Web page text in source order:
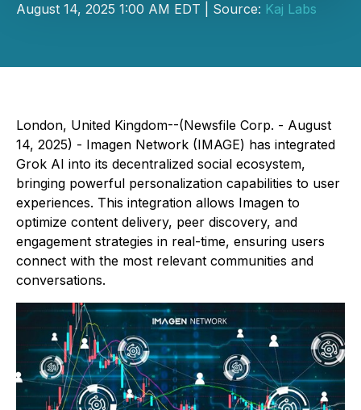
August 14, 2025 1:00 AM EDT | Source: Kaj Labs
London, United Kingdom--(Newsfile Corp. - August
14, 2025) - Imagen Network (IMAGE) has integrated
Grok AI into its decentralized social ecosystem,
bringing powerful personalization capabilities to user
experiences. This integration allows Imagen to
optimize content delivery, peer discovery, and
engagement strategies in real-time, ensuring users
connect with the most relevant communities and
conversations.